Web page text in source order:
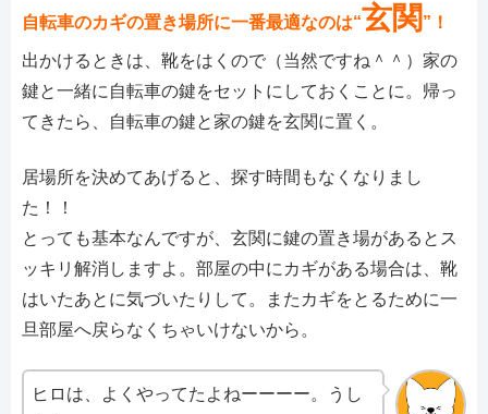
自転車のカギの置き場所に一番最適なのは“玄関 ”！
出かけるときは、靴をはくので（当然ですね＾＾）家の
鍵と一緒に自転車の鍵をセットにしておくことに。帰っ
てきたら、自転車の鍵と家の鍵を玄関に置く。
居場所を決めてあげると、探す時間もなくなりまし
た！！
とっても基本なんですが、玄関に鍵の置き場があるとス
ッキリ解消しますよ。部屋の中にカギがある場合は、靴
はいたあとに気づいたりして。またカギをとるために一
旦部屋へ戻らなくちゃいけないから。
ヒロは、よくやってたよねーーーー。うし